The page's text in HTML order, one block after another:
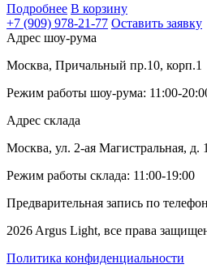
Подробнее В корзину
+7 (909) 978-21-77 Оставить заявку
Адрес шоу-рума
Москва, Причальный пр.10, корп.1
Режим работы шоу-рума: 11:00-
Адрес склада
Москва, ул. 2-ая Магистральная, д.
Режим работы склада: 11:00-19:00
Предварительная запись по
2026 Argus Light, все права
Политика конфиденциальности